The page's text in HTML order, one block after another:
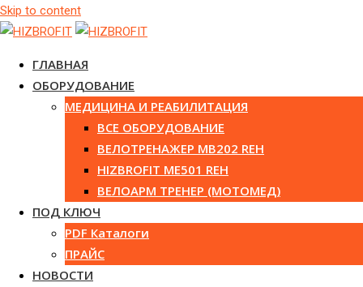
Skip to content
ГЛАВНАЯ
ОБОРУДОВАНИЕ
МЕДИЦИНА И РЕАБИЛИТАЦИЯ
ВСЕ ОБОРУДОВАНИЕ
ВЕЛОТРЕНАЖЕР MB202 REH
HIZBROFIT ME501 REH
ВЕЛОАРМ ТРЕНЕР (МОТОМЕД)
ПОД КЛЮЧ
PDF Каталоги
ПРАЙС
НОВОСТИ